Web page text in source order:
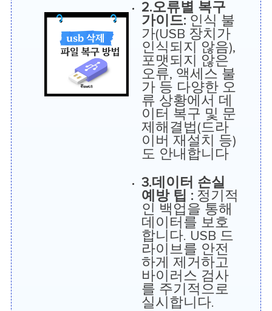
2.오류별 복구
가이드: 인식 불
가(USB 장치가
인식되지 않음),
포맷되지 않은
오류, 액세스 불
가 등 다양한 오
류 상황에서 데
이터 복구 및 문
제해결법(드라
이버 재설치 등)
도 안내합니다
3.데이터 손실
예방 팁 : 정기적
인 백업을 통해
데이터를 보호
합니다. USB 드
라이브를 안전
하게 제거하고
바이러스 검사
를 주기적으로
실시합니다.